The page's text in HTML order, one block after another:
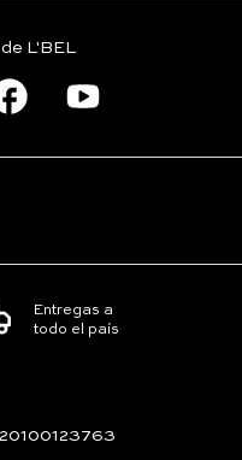
L'BEL
Entregas a
todo el país